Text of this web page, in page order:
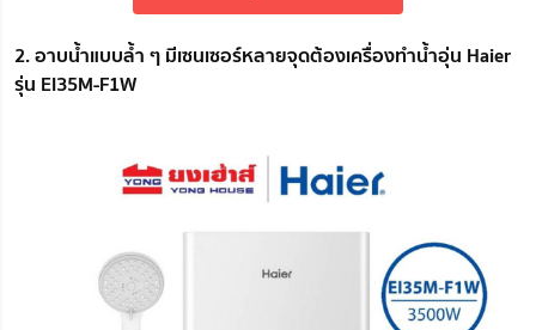
2. อาบน้ำแบบล้ำ ๆ มีเซนเซอร์หลายจุดต้องเครื่องทำน้ำอุ่น Haier
รุ่น EI35M-F1W